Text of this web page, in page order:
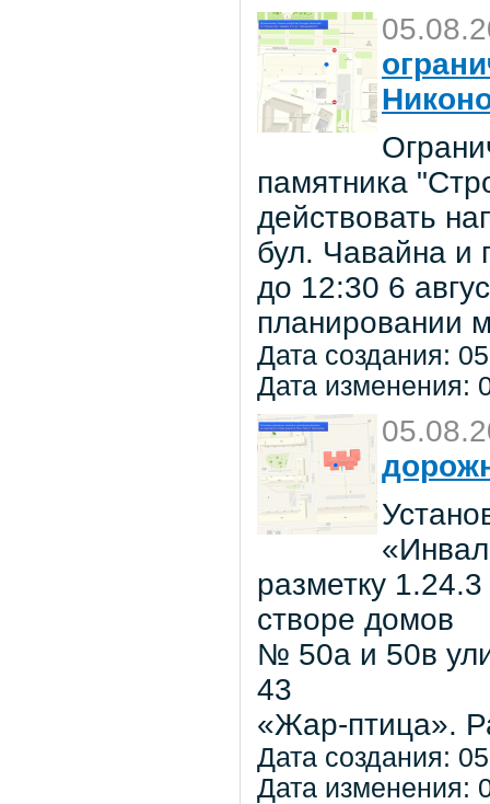
памятника
действовать
бул. Чавайна и
до 12:30 6
планировании
Дата создания:
Дата изменения:
разметку
створе домов
№ 50а и 50в
43
«Жар-птица».
Дата создания:
Дата изменения: